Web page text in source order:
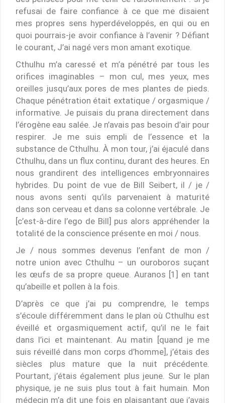
refusai de faire confiance à ce que me disaient
mes propres sens hyperdéveloppés, en qui ou en
quoi pourrais-je avoir confiance à l’avenir ? Défiant
le courant, J’ai nagé vers mon amant exotique.
Cthulhu m’a caressé et m’a pénétré par tous les
orifices imaginables – mon cul, mes yeux, mes
oreilles jusqu’aux pores de mes plantes de pieds.
Chaque pénétration était extatique / orgasmique /
informative. Je puisais du prana directement dans
l’érogène eau salée. Je n’avais pas besoin d’air pour
respirer. Je me suis empli de l’essence et la
substance de Cthulhu. À mon tour, j’ai éjaculé dans
Cthulhu, dans un flux continu, durant des heures. En
nous grandirent des intelligences embryonnaires
hybrides. Du point de vue de Bill Seibert, il / je /
nous avons senti qu’ils parvenaient à maturité
dans son cerveau et dans sa colonne vertébrale. Je
[c’est-à-dire l’ego de Bill] pus alors appréhender la
totalité de la conscience présente en moi / nous.
Je / nous sommes devenus l’enfant de mon /
notre union avec Cthulhu – un ouroboros suçant
les œufs de sa propre queue. Auranos [1] en tant
qu’abeille et pollen à la fois.
D’après ce que j’ai pu comprendre, le temps
s’écoule différemment dans le plan où Cthulhu est
éveillé et orgasmiquement actif, qu’il ne le fait
dans l’ici et maintenant. Au matin [quand je me
suis réveillé dans mon corps d’homme], j’étais des
siècles plus mature que la nuit précédente.
Pourtant, j’étais également plus jeune. Sur le plan
physique, je ne suis plus tout à fait humain. Mon
médecin m’a dit une fois en plaisantant que j’avais